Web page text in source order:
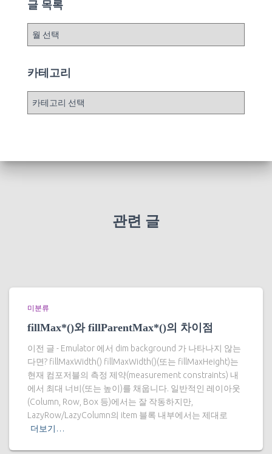
글 목록
카테고리
관련 글
미분류
fillMax*()와 fillParentMax*()의 차이점
이전 글 - Emulator 에서 dim background 가 나타나지 않는
다면? fillMaxWidth() fillMaxWidth()(또는 fillMaxHeight)는
현재 컴포저블의 측정 제약(measurement constraints) 내
에서 최대 너비(또는 높이)를 채웁니다. 일반적인 레이아웃
(Column, Row, Box 등)에서는 잘 작동하지만,
LazyRow/LazyColumn의 item 블록 내부에서는 제대로
더보기…